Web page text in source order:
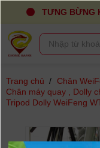
TƯNG BỪNG
Trang chủ / Chân
Chân máy quay , Dolly
Tripod Dolly WeiFeng